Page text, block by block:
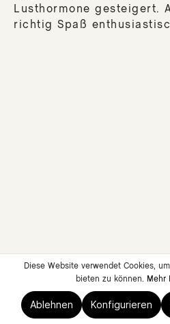
Lusthormone gesteigert.
richtig Spaß
Diese Website verwendet Cookies,
bieten zu können. Mehr
Ablehnen Konfigurieren